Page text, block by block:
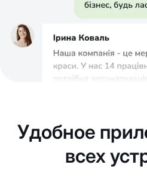
Удобное
всех